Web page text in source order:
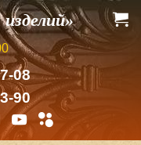
08
90